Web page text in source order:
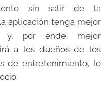
sin salir de la
aplicación tenga mejor
y, por ende, mejor
a los dueños de los
de entretenimiento, lo